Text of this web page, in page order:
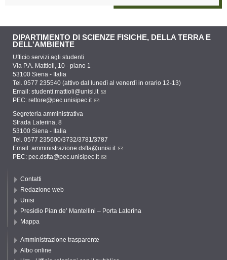
DIPARTIMENTO DI SCIENZE FISICHE, DELLA TERRA E
DELL'AMBIENTE
Ufficio servizi agli studenti
Via P.A. Mattioli, 10 - piano 1
53100 Siena - Italia
Tel. 0577 235540 (attivo dal lunedì al venerdì in orario 12-13)
Email: studenti.mattioli@unisi.it
PEC: rettore@pec.unisipec.it
Segreteria amministrativa
Strada Laterina, 8
53100 Siena - Italia
Tel. 0577 235600/3732/3781/3787
Email: amministrazione.dsfta@unisi.it
PEC: pec.dsfta@pec.unisipec.it
Contatti
Redazione web
Unisi
Presidio Pian de’ Mantellini – Porta Laterina
Mappa
Amministrazione trasparente
Albo online